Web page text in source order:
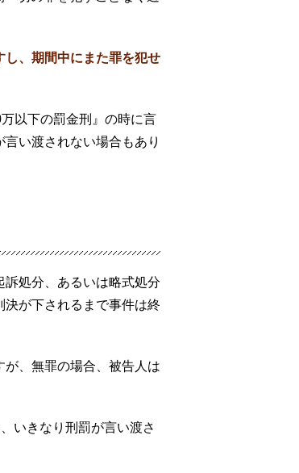
し、期間中にまた罪を犯せ
以下の罰金刑』の時に言
い渡されない場合もあり
処分、あるいは略式処分
が下されるまで事件は終
、無罪の場合、被告人は
いきなり刑罰が言い渡さ